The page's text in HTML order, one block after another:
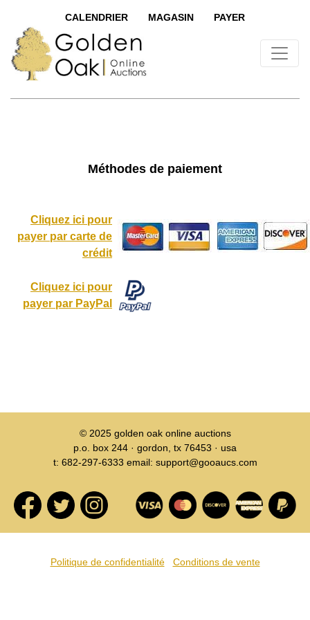
CALENDRIER MAGASIN PAYER
Méthodes de paiement
Cliquez ici pour
payer par carte de
crédit
Cliquez ici pour
payer par PayPal
© 2025 golden oak online auctions
p.o. box 244 · gordon, tx 76453 · usa
t: 682-297-6333 email: support@gooaucs.com
Politique de confidentialité Conditions de vente